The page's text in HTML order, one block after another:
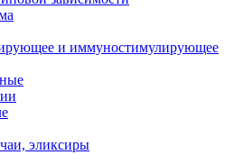
и иммуностимулирующее
эликсиры